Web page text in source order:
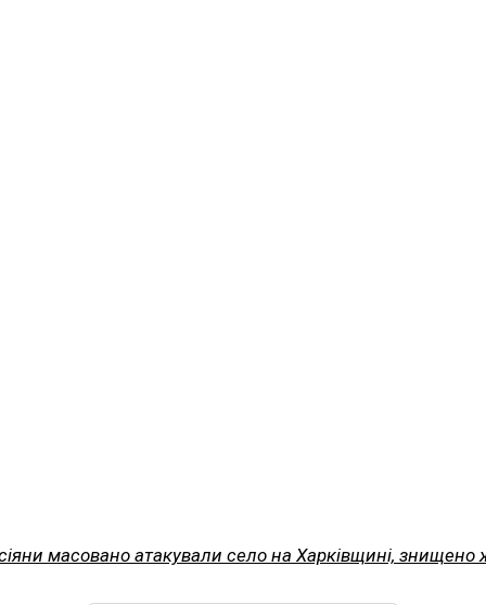
масовано атакували село на Харківщині, знищено